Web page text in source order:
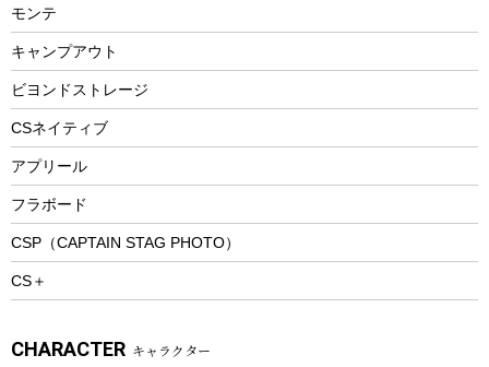
ランチボックス
ウィンター
スノーシュー
防寒ウェア
トレッキング
トレッキングアクセサリー
プレイグッズ
ウェルネス
ウェア、タオル
モンテ
キャンプアウト
ビヨンドストレージ
CSネイティブ
アプリール
フラボード
CSP（CAPTAIN STAG PHOTO）
CS＋
CHARACTER キャラクター